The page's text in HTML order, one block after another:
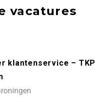
vacatures
klantenservice – TKP